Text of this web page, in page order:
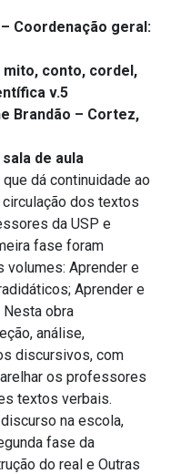
Coordenação geral:
mito, conto, cordel,
v.5
Brandão – Cortez,
de aula
dá continuidade ao
dos textos
da USP e
fase foram
volumes: Aprender e
Aprender e
obra
análise,
discursivos, com
os professores
textos verbais.
na escola,
fase da
do real e Outras